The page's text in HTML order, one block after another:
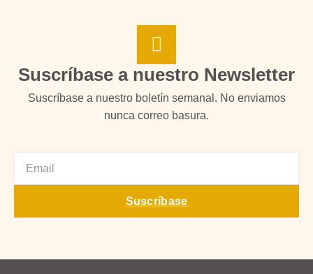
Suscríbase a nuestro Newsletter
Suscríbase a nuestro boletín semanal. No enviamos
nunca correo basura.
Suscríbase